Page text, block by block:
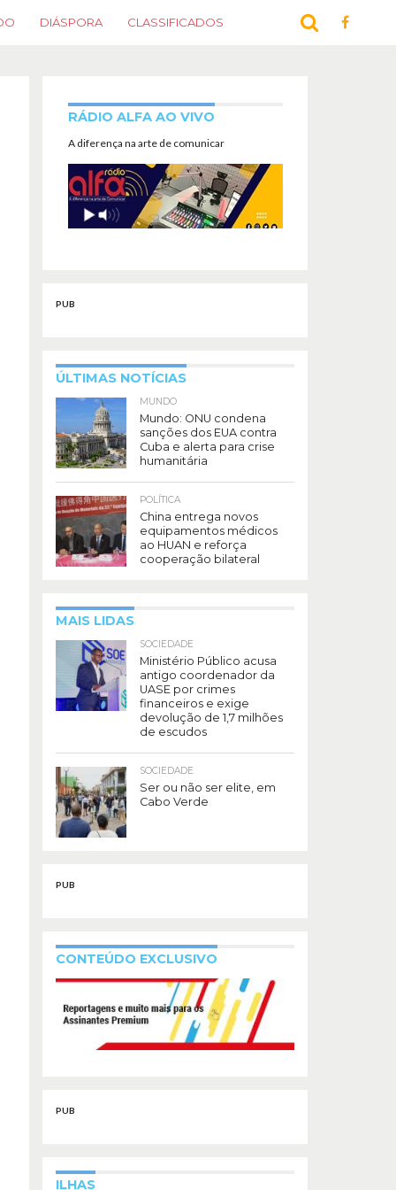
DIÁSPORA CLASSIFICADOS
RÁDIO ALFA AO VIVO
A diferença na arte de comunicar
PUB
ÚLTIMAS NOTÍCIAS
MUNDO
Mundo: ONU condena
sanções dos EUA contra
Cuba e alerta para crise
humanitária
POLÍTICA
China entrega novos
equipamentos médicos
ao HUAN e reforça
cooperação bilateral
MAIS LIDAS
SOCIEDADE
Ministério Público acusa
antigo coordenador da
UASE por crimes
financeiros e exige
devolução de 1,7 milhões
de escudos
SOCIEDADE
Ser ou não ser elite, em
Cabo Verde
PUB
CONTEÚDO EXCLUSIVO
PUB
ILHAS